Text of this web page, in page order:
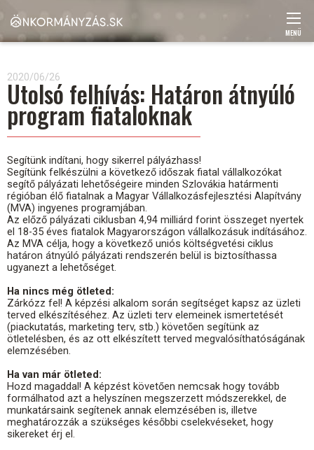
tartalomra
navigation
MENÜ
2020/06/26
Utolsó felhívás: Határon átnyúló
program fiataloknak
Segítünk indítani, hogy sikerrel pályázhass!
Segítünk felkészülni a következő időszak fiatal vállalkozókat
segítő pályázati lehetőségeire minden Szlovákia határmenti
régióban élő fiatalnak a Magyar Vállalkozásfejlesztési Alapítvány
(MVA) ingyenes programjában.
Az előző pályázati ciklusban 4,94 milliárd forint összeget nyertek
el 18-35 éves fiatalok Magyarországon vállalkozásuk indításához.
Az MVA célja, hogy a következő uniós költségvetési ciklus
határon átnyúló pályázati rendszerén belül is biztosíthassa
ugyanezt a lehetőséget.
Ha nincs még ötleted:
Zárkózz fel! A képzési alkalom során segítséget kapsz az üzleti
terved elkészítéséhez. Az üzleti terv elemeinek ismertetését
(piackutatás, marketing terv, stb.) követően segítünk az
ötletelésben, és az ott elkészített terved megvalósíthatóságának
elemzésében.
Ha van már ötleted:
Hozd magaddal! A képzést követően nemcsak hogy tovább
formálhatod azt a helyszínen megszerzett módszerekkel, de
munkatársaink segítenek annak elemzésében is, illetve
meghatározzák a szükséges későbbi cselekvéseket, hogy
sikereket érj el.